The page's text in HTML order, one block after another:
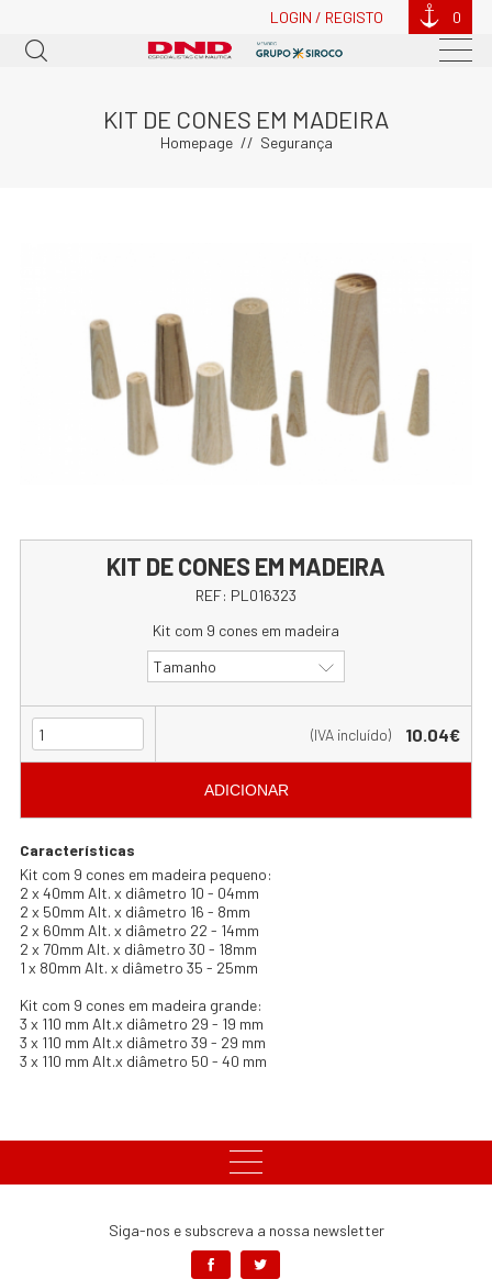
LOGIN / REGISTO 0
KIT DE CONES EM MADEIRA
Homepage Segurança
KIT DE CONES EM MADEIRA
REF: PL016323
Kit com 9 cones em madeira
Tamanho
(IVA incluído) 10.04€
ADICIONAR
Características
Kit com 9 cones em madeira pequeno:
2 x 40mm Alt. x diâmetro 10 - 04mm
2 x 50mm Alt. x diâmetro 16 - 8mm
2 x 60mm Alt. x diâmetro 22 - 14mm
2 x 70mm Alt. x diâmetro 30 - 18mm
1 x 80mm Alt. x diâmetro 35 - 25mm
Kit com 9 cones em madeira grande:
3 x 110 mm Alt.x diâmetro 29 - 19 mm
3 x 110 mm Alt.x diâmetro 39 - 29 mm
3 x 110 mm Alt.x diâmetro 50 - 40 mm
Siga-nos e subscreva a nossa newsletter